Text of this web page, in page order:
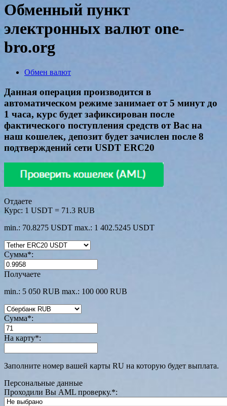
Обменный пункт
электронных валют one-
bro.org
Обмен валют
Данная операция производится в
автоматическом режиме занимает от 5 минут до
1 часа, курс будет зафиксирован после
фактического поступления средств от Вас на
наш кошелек, депозит будет зачислен после 8
подтверждений сети USDT ERC20
Отдаете
Курс: 1 USDT = 71.3 RUB
min.: 70.8275 USDT max.: 1 402.5245 USDT
Сумма*:
Получаете
min.: 5 050 RUB max.: 100 000 RUB
Сумма*:
На карту*:
Заполните номер вашей карты RU на которую будет выплата.
Персональные данные
Проходили Вы AML проверку.*: